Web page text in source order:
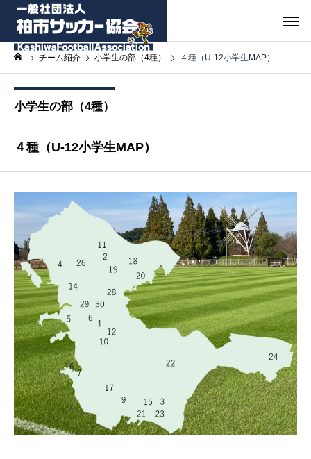
チーム紹介 小学生の部（4種） ４種（U-12小学生MAP）
小学生の部（4種）
４種（U-12小学生MAP）